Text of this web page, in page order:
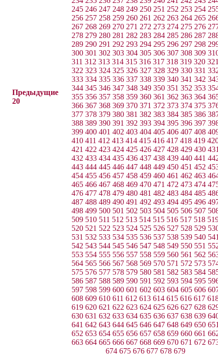
Предыдущие
20
245 246 247 248 249 250 251 252 253 254
256 257 258 259 260 261 262 263 264 265
267 268 269 270 271 272 273 274 275 276
278 279 280 281 282 283 284 285 286 287
289 290 291 292 293 294 295 296 297 298
300 301 302 303 304 305 306 307 308 309
311 312 313 314 315 316 317 318 319 320
322 323 324 325 326 327 328 329 330 331
333 334 335 336 337 338 339 340 341 342
344 345 346 347 348 349 350 351 352 353
355 356 357 358 359 360 361 362 363 364
366 367 368 369 370 371 372 373 374 375
377 378 379 380 381 382 383 384 385 386
388 389 390 391 392 393 394 395 396 397
399 400 401 402 403 404 405 406 407 408
410 411 412 413 414 415 416 417 418 419
421 422 423 424 425 426 427 428 429 430
432 433 434 435 436 437 438 439 440 441
443 444 445 446 447 448 449 450 451 452
454 455 456 457 458 459 460 461 462 463
465 466 467 468 469 470 471 472 473 474
476 477 478 479 480 481 482 483 484 485
487 488 489 490 491 492 493 494 495 496
498 499 500 501 502 503 504 505 506 507
509 510 511 512 513 514 515 516 517 518
520 521 522 523 524 525 526 527 528 529
531 532 533 534 535 536 537 538 539 540
542 543 544 545 546 547 548 549 550 551
553 554 555 556 557 558 559 560 561 562
564 565 566 567 568 569 570 571 572 573
575 576 577 578 579 580 581 582 583 584
586 587 588 589 590 591 592 593 594 595
597 598 599 600 601 602 603 604 605 606
608 609 610 611 612 613 614 615 616 617
619 620 621 622 623 624 625 626 627 628
630 631 632 633 634 635 636 637 638 639
641 642 643 644 645 646 647 648 649 650
652 653 654 655 656 657 658 659 660 661
663 664 665 666 667 668 669 670 671 672
674 675 676 677 678 679